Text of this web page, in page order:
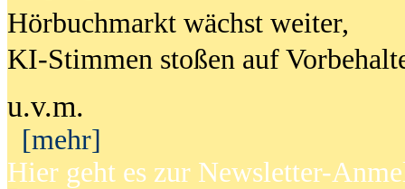
Hörbuchmarkt wächst weiter,
KI-Stimmen stoßen auf
u.v.m.
[mehr]
Hier geht es zur Newsletter-